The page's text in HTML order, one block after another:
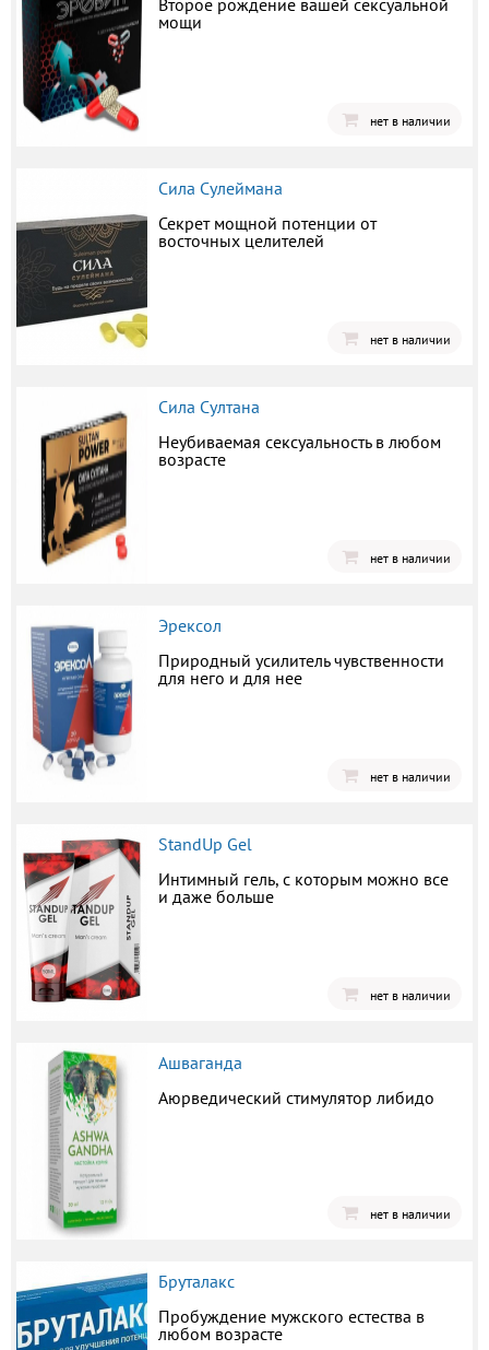
Второе рождение вашей сексуальной
мощи
нет в наличии
Сила Сулеймана
Секрет мощной потенции от
восточных целителей
нет в наличии
Сила Султана
Неубиваемая сексуальность в любом
возрасте
нет в наличии
Эрексол
Природный усилитель чувственности
для него и для нее
нет в наличии
StandUp Gel
Интимный гель, с которым можно все
и даже больше
нет в наличии
Ашваганда
Аюрведический стимулятор либидо
нет в наличии
Бруталакс
Пробуждение мужского естества в
любом возрасте